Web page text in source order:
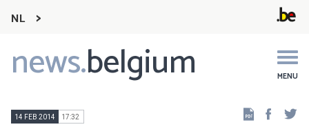
NL
news.belgium MENU
Main
navigation
14 FEB 2014 17:32